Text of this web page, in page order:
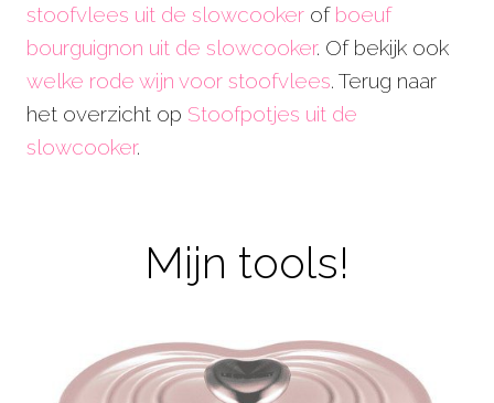
stoofvlees uit de slowcooker of boeuf
bourguignon uit de slowcooker. Of bekijk ook
welke rode wijn voor stoofvlees. Terug naar
het overzicht op Stoofpotjes uit de
slowcooker.
Mijn tools!